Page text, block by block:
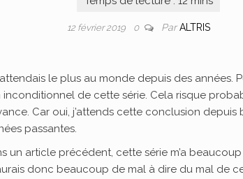
12 février 2019 0 ParALTRIS
le plus au monde depuis des années.
inconditionnel de cette série. Cela risque
Car oui, j’attends cette conclusion
passantes.
un article précédent, cette série m’a
donc beaucoup de mal à dire du mal de